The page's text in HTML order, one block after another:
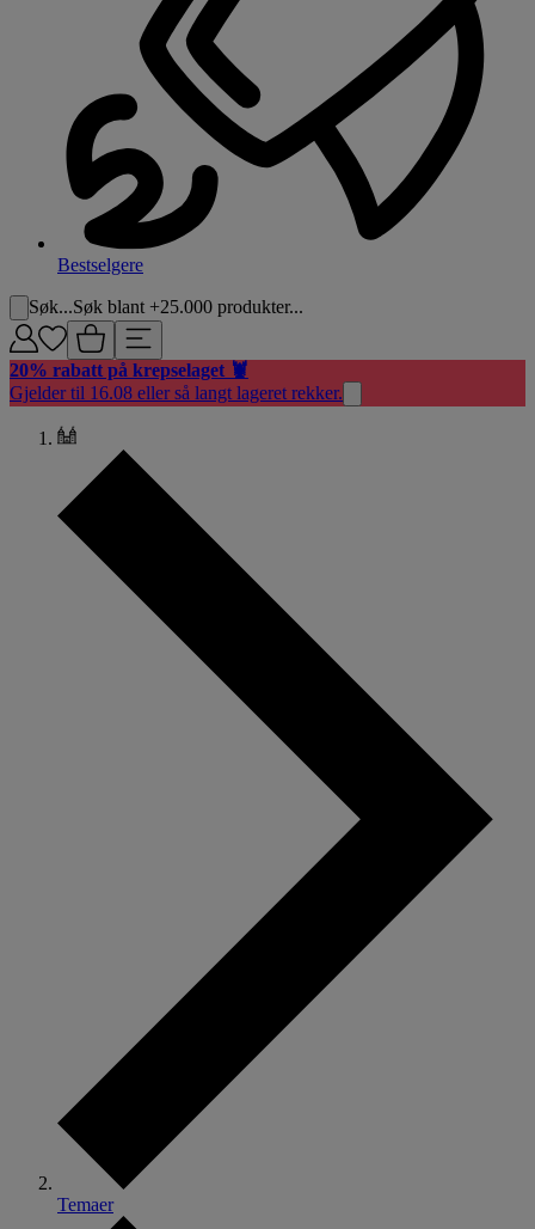
Bestselgere
Søk...Søk blant +25.000 produkter...
20% rabatt på krepselaget 🦞
Gjelder til 16.08 eller så langt lageret rekker.
Temaer